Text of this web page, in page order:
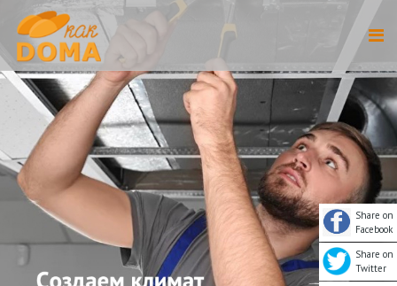
Share on
Facebook
Share on
Twitter